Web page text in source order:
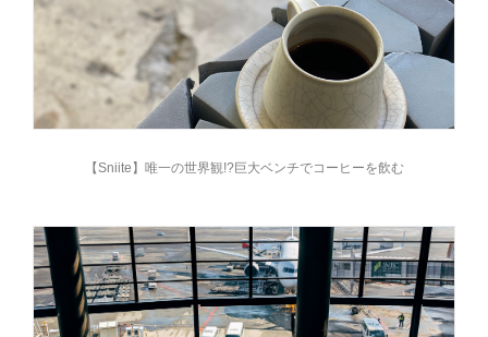
【Sniite】唯一の世界観!?巨大ベンチでコーヒーを飲む